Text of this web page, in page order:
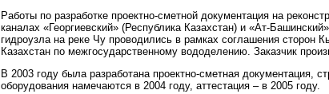
Работы по разработке проектно-сметной документация на
каналах «Георгиевский» (Республика Казахстан) и «Ат-
гидроузла на реке Чу проводились в рамках соглашения сторон
Казахстан по межгосударственному вододелению. Заказчик
В 2003 году была разработана проектно-сметная документация,
оборудования намечаются в 2004 году, аттестация – в 2005 году.